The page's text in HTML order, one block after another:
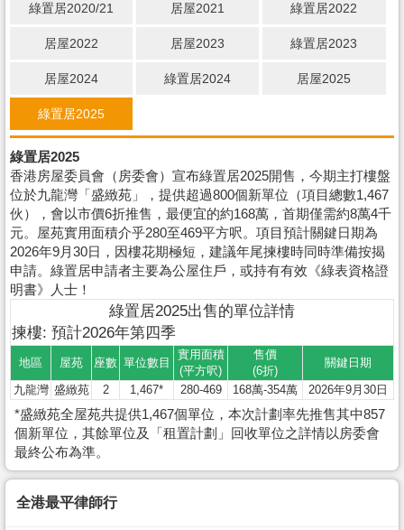
綠置居2020/21 居屋2021 綠置居2022
居屋2022 居屋2023 綠置居2023
居屋2024 綠置居2024 居屋2025
綠置居2025
綠置居2025
香港房屋委員會（房委會）宣布綠置居2025開售，今期主打樓盤
位於九龍灣「盛緻苑」，提供超過800個新單位（項目總數1,467
伙），會以市價6折推售，最便宜的約168萬，首期僅需約8萬4千
元。屋苑實用面積介乎280至469平方呎。項目預計關鍵日期為
2026年9月30日，因樓花期極短，建議年尾揀樓時同時準備按揭
申請。綠置居申請者主要為公屋住戶，或持有有效《綠表資格證
明書》人士！
綠置居2025出售的單位詳情
揀樓: 預計2026年第四季
地區 屋苑 座數 單位數目
實用面積
(平方呎)
售價
(6折)
關鍵日期
九龍灣 盛緻苑 2 1,467* 280-469 168萬-354萬 2026年9月30日
*盛緻苑全屋苑共提供1,467個單位，本次計劃率先推售其中857
個新單位，其餘單位及「租置計劃」回收單位之詳情以房委會
最終公布為準。
全港最平律師行